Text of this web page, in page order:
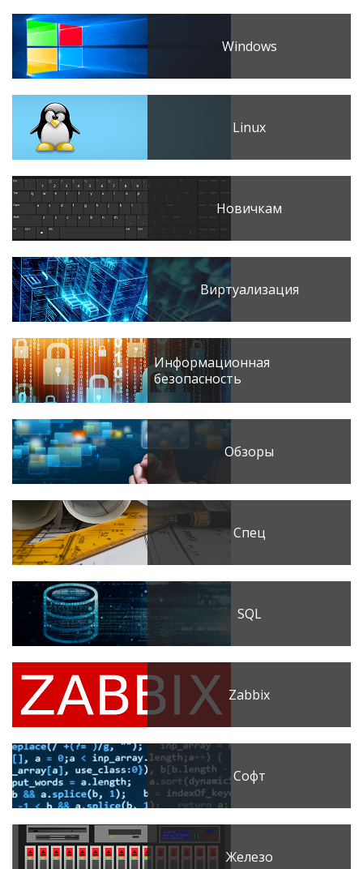
Windows
Linux
Новичкам
Виртуализация
Информационная
безопасность
Обзоры
Спец
SQL
Zabbix
Софт
Железо